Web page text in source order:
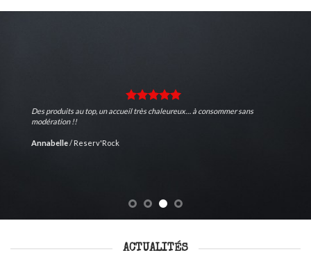
Des produits au top, un accueil très chaleureux… à consommer sans
modération !!
Annabelle / Reserv'Rock
ACTUALITÉS